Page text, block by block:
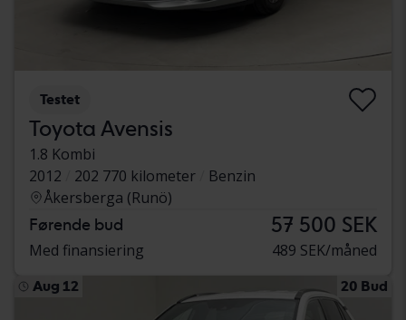
Testet
Toyota Avensis
1.8 Kombi
2012
202 770 kilometer
Benzin
Åkersberga (Runö)
Førende bud 57 500 SEK
Med finansiering 489 SEK/måned
Aug 12 20 Bud